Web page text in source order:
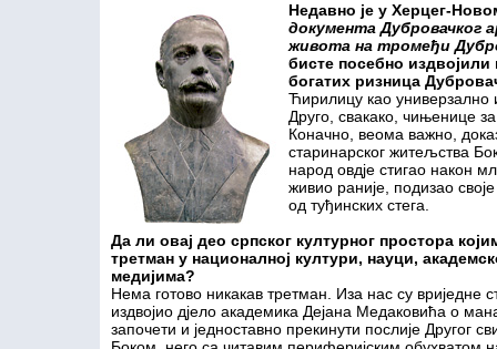
Недавно је у Херцег-
документа Дубровачког
живота на тромеђи
бисте посебно
богатих ризница
Ћирилицу као универзално
Друго, свакако, чињенице за
Коначно, веома важно,
старинарског житељства
народ овдје стигао након
живио раније, подизао
од туђинских стега.
Да ли овај део српског културног простора
третман у националној култури, науци,
медијима?
Нема готово никакав третман. Иза нас су вриједне
издвојио дјело академика Дејана Медаковића о
започети и једноставно прекинути послије Другог